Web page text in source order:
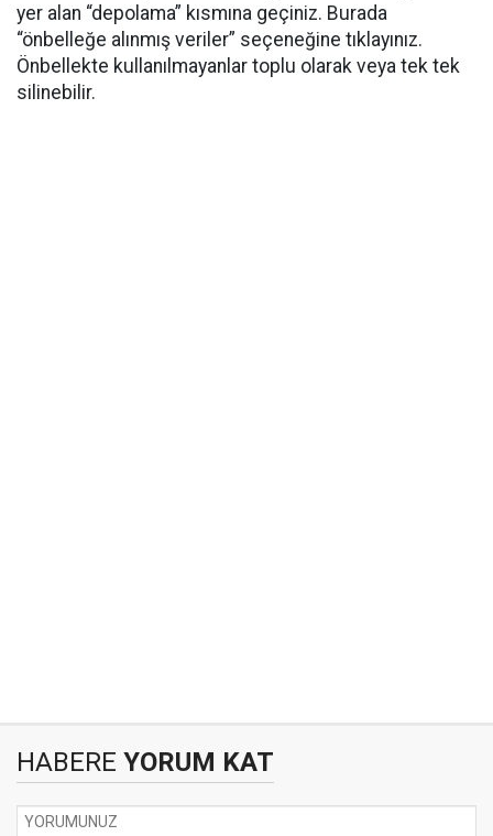
yer alan “depolama” kısmına geçiniz. Burada
“önbelleğe alınmış veriler” seçeneğine tıklayınız.
Önbellekte kullanılmayanlar toplu olarak veya tek tek
silinebilir.
HABERE YORUM KAT